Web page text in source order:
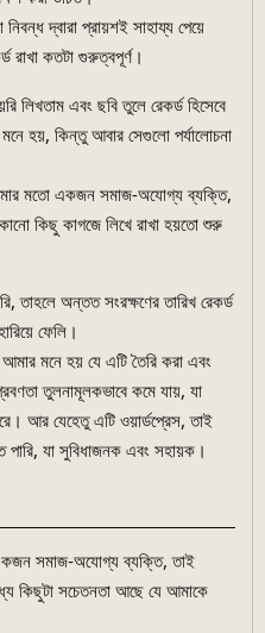
দ্বারা প্রায়শই সাহায্য পেয়ে
রাখা কতটা গুরুত্বপূর্ণ।
লিখতাম এবং ছবি তুলে রেকর্ড হিসেবে
হয়, কিন্তু আবার সেগুলো পর্যালোচনা
মতো একজন সমাজ-অযোগ্য ব্যক্তি,
কিছু কাগজে লিখে রাখা হয়তো শুরু
তাহলে অন্তত সংরক্ষণের তারিখ রেকর্ড
ফেলি।
মনে হয় যে এটি তৈরি করা এবং
তুলনামূলকভাবে কমে যায়, যা
আর যেহেতু এটি ওয়ার্ডপ্রেস, তাই
পারি, যা সুবিধাজনক এবং সহায়ক।
একজন সমাজ-অযোগ্য ব্যক্তি, তাই
কিছুটা সচেতনতা আছে যে আমাকে